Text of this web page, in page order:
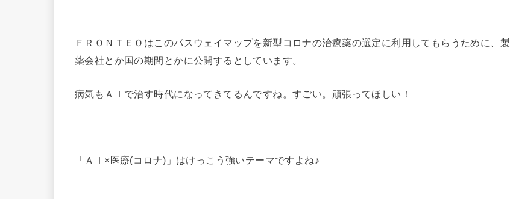
ＦＲＯＮＴＥＯはこのパスウェイマップを新型コロナの治療薬の選定に利用してもらうために、製
薬会社とか国の期間とかに公開するとしています。
病気もＡＩで治す時代になってきてるんですね。すごい。頑張ってほしい！
「ＡＩ×医療(コロナ)」はけっこう強いテーマですよね♪